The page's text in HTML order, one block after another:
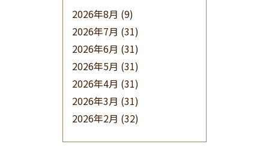
2026年8月 (9)
2026年7月 (31)
2026年6月 (31)
2026年5月 (31)
2026年4月 (31)
2026年3月 (31)
2026年2月 (32)